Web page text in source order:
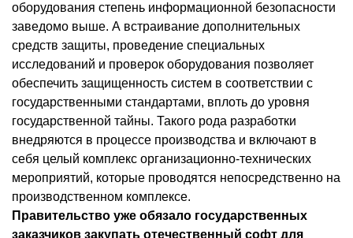
оборудования степень информационной безопасности
заведомо выше. А встраивание дополнительных
средств защиты, проведение специальных
исследований и проверок оборудования позволяет
обеспечить защищенность систем в соответствии с
государственными стандартами, вплоть до уровня
государственной тайны. Такого рода разработки
внедряются в процессе производства и включают в
себя целый комплекс организационно-технических
мероприятий, которые проводятся непосредственно на
производственном комплексе.
Правительство уже обязало государственных
заказчиков закупать отечественный софт для